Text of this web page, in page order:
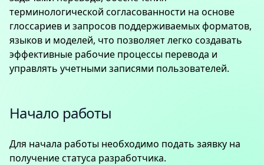
терминологической согласованности на основе
глоссариев и запросов поддерживаемых форматов,
языков и моделей, что позволяет легко создавать
эффективные рабочие процессы перевода и
управлять учетными записями пользователей.
Начало работы
Для начала работы необходимо подать заявку на
получение статуса разработчика.